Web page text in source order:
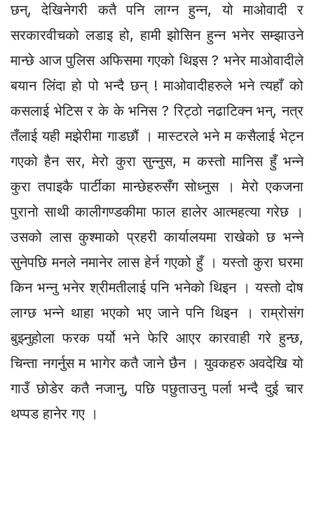
छन्, देखिनेगरी कतै पनि लाग्न हुन्न, यो माओवादी र
सरकारवीचको लडाइ हो, हामी झोसिन हुन्न भनेर सम्झाउने
मान्छे आज पुलिस अफिसमा गएको थिइस ? भनेर माओवादीले
बयान लिंदा हो पो भन्दै छन् ! माओवादीहरुले भने त्यहाँ को
कसलाई भेटिस र के के भनिस ? रिट्ठो नढाटिक्न भन्, नत्र
तँलाई यही मझेरीमा गाडछौं । मास्टरले भने म कसैलाई भेट्न
गएको हैन सर, मेरो कुरा सुन्नुस, म कस्तो मानिस हुँ भन्ने
कुरा तपाइकै पार्टीका मान्छेहरुसँग सोध्नुस । मेरो एकजना
पुरानो साथी कालीगण्डकीमा फाल हालेर आत्महत्या गरेछ ।
उसको लास कुश्माको प्रहरी कार्यालयमा राखेको छ भन्ने
सुनेपछि मनले नमानेर लास हेर्न गएको हुँ । यस्तो कुरा घरमा
किन भन्नु भनेर श्रीमतीलाई पनि भनेको थिइन । यस्तो दोष
लाग्छ भन्ने थाहा भएको भए जाने पनि थिइन । राम्रोसंग
बुझ्नुहोला फरक पर्यो भने फेरि आएर कारवाही गरे हुन्छ,
चिन्ता नगर्नुस म भागेर कतै जाने छैन । युवकहरु अवदेखि यो
गाउँ छोडेर कतै नजानु, पछि पछुताउनु पर्ला भन्दै दुई चार
थप्पड हानेर गए ।